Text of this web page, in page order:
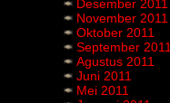
Desember 2011
November 2011
Oktober 2011
September 2011
Agustus 2011
Juni 2011
Mei 2011